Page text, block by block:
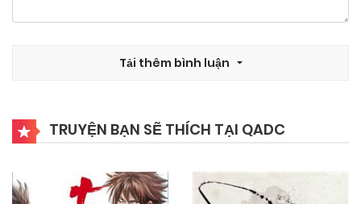
31/10/2024
Chapter 27
Chapter 26 31/10/2024
Tải thêm bình luận
TRUYỆN BẠN SẼ THÍCH TẠI QADC